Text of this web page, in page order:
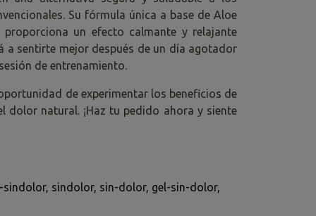
Su fórmula única a base de Aloe
proporciona un efecto calmante y relajante
a sentirte mejor después de un día agotador
de entrenamiento.
de experimentar los beneficios de
dolor natural. ¡Haz tu pedido ahora y siente
sindolor sindolor sin-dolor gel-sin-dolor